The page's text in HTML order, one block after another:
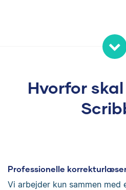
Hvorfor
Professionelle
Vi arbejder kun sammen med